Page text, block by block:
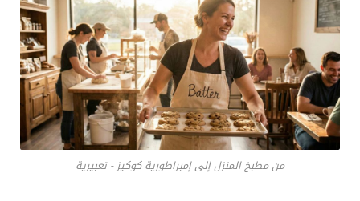
من مطبخ المنزل إلى إمبراطورية كوكيز - تعبيرية